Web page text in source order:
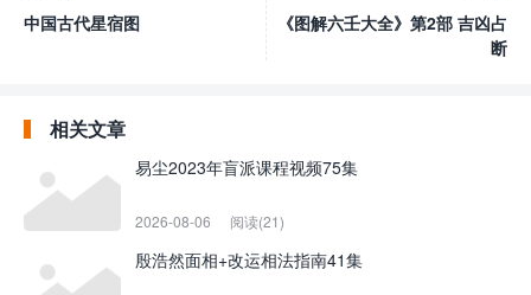
中国古代星宿图
《图解六壬大全》第2部 吉凶占
断
相关文章
易尘2023年盲派课程视频75集
2026-08-06 阅读(21)
殷浩然面相+改运相法指南41集